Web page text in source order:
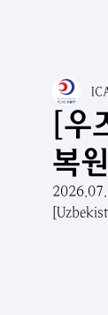
[우
복